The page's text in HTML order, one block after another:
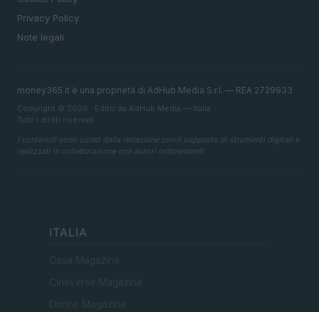
Privacy Policy
Note legali
money365.it è una proprietà di AdHub Media S.r.l. — REA 2729933
Copyright © 2026 · Edito da AdHub Media — Italia
Tutti i diritti riservati
I contenuti sono curati dalla redazione con il supporto di strumenti digitali e
realizzati in collaborazione con autori indipendenti.
ITALIA
Casa Magazine
Cineverse Magazine
Donne Magazine